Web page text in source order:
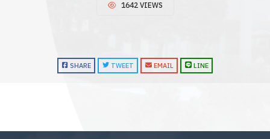
1642 VIEWS
SHARE TWEET EMAIL LINE